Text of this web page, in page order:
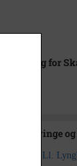
Forening for
Skævinge og
by, Ll.